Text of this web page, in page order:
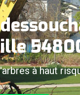
à haut